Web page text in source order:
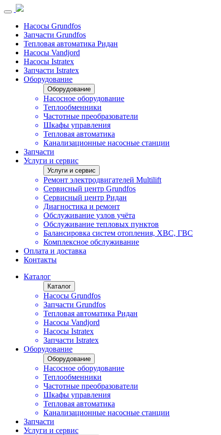
Насосы Grundfos
Запчасти Grundfos
Тепловая автоматика Ридан
Насосы Vandjord
Насосы Istratex
Запчасти Istratex
Оборудование
Оборудование
Насосное оборудование
Теплообменники
Частотные преобразователи
Шкафы управления
Тепловая автоматика
Канализационные насосные станции
Запчасти
Услуги и сервис
Услуги и сервис
Ремонт электродвигателей Multilift
Сервисный центр Grundfos
Сервисный центр Ридан
Диагностика и ремонт
Обслуживание узлов учёта
Обслуживание тепловых пунктов
Балансировка систем отопления, ХВС, ГВС
Комплексное обслуживание
Оплата и доставка
Контакты
Каталог
Каталог
Насосы Grundfos
Запчасти Grundfos
Тепловая автоматика Ридан
Насосы Vandjord
Насосы Istratex
Запчасти Istratex
Оборудование
Оборудование
Насосное оборудование
Теплообменники
Частотные преобразователи
Шкафы управления
Тепловая автоматика
Канализационные насосные станции
Запчасти
Услуги и сервис